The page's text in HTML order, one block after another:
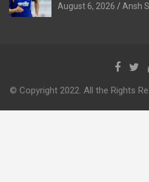
August 6, 2026 Ansh
© Copyright 2022. All the Rights